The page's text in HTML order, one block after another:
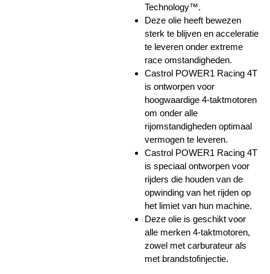
Technology™.
Deze olie heeft bewezen
sterk te blijven en acceleratie
te leveren onder extreme
race omstandigheden.
Castrol POWER1 Racing 4T
is ontworpen voor
hoogwaardige 4-taktmotoren
om onder alle
rijomstandigheden optimaal
vermogen te leveren.
Castrol POWER1 Racing 4T
is speciaal ontworpen voor
rijders die houden van de
opwinding van het rijden op
het limiet van hun machine.
Deze olie is geschikt voor
alle merken 4-taktmotoren,
zowel met carburateur als
met brandstofinjectie.